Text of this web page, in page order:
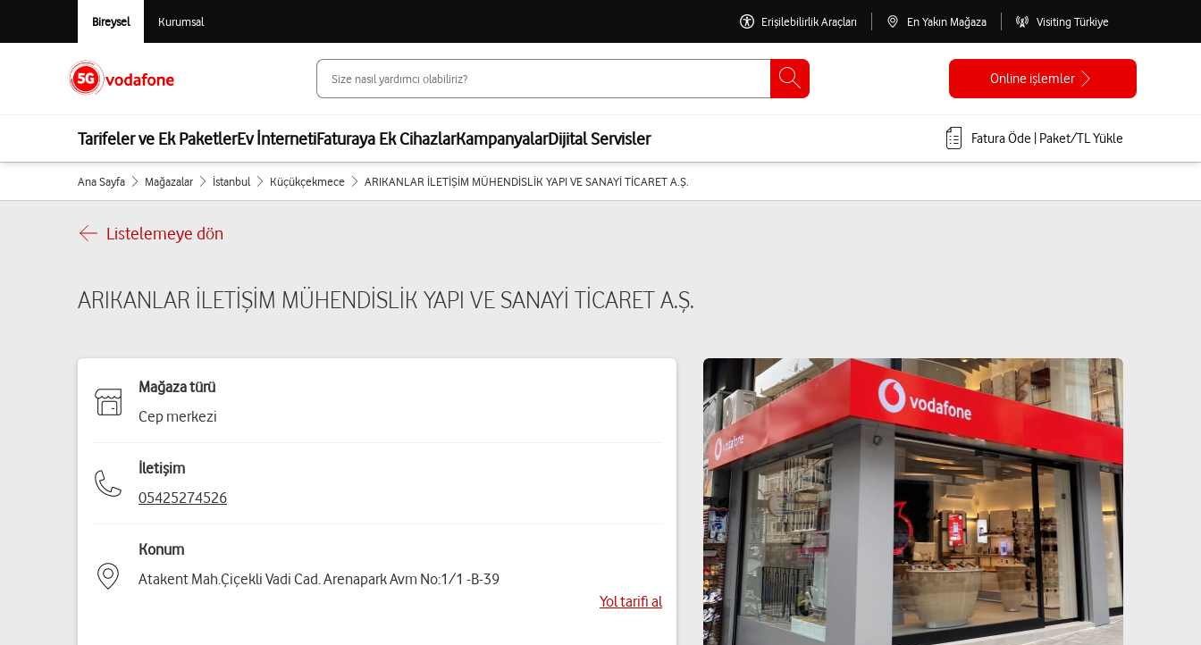
Bireysel Kurumsal Erişilebilirlik Araçları En Yakın Mağaza Visiting Türkiye
Online işlemler
Tarifeler ve Ek PaketlerEv İnternetiFaturaya Ek CihazlarKampanyalarDijital Servisler Fatura Öde | Paket/TL Yükle
Ana Sayfa Mağazalar İstanbul Küçükçekmece ARIKANLAR İLETİŞİM MÜHENDİSLİK YAPI VE SANAYİ TİCARET A.Ş.
Listelemeye dön
ARIKANLAR İLETİŞİM MÜHENDİSLİK YAPI VE SANAYİ TİCARET A.Ş.
Mağaza türü
Cep merkezi
İletişim
05425274526
Konum
Atakent Mah.Çiçekli Vadi Cad. Arenapark Avm No:1/1 -B-39
Yol tarifi al